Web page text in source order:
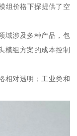
组价格下探提供了空
域涉及多种产品，包
模组方案的成本控制
相对透明；工业类和